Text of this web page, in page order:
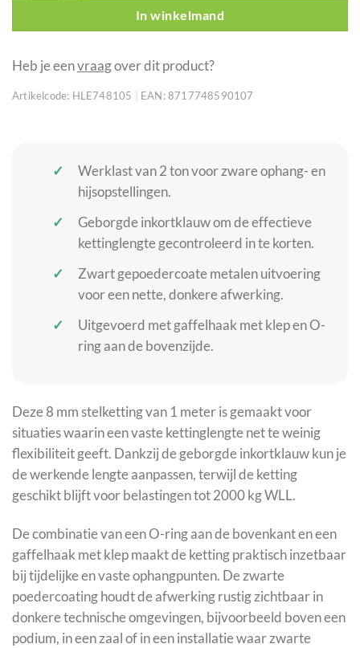
In winkelmand
Heb je eenvraagover dit product?
Artikelcode: HLE748105 EAN: 8717748590107
Werklast van 2 ton voor zware ophang- en
hijsopstellingen.
Geborgde inkortklauw om de effectieve
kettinglengte gecontroleerd in te korten.
Zwart gepoedercoate metalen uitvoering
voor een nette, donkere afwerking.
Uitgevoerd met gaffelhaak met klep en O-
ring aan de bovenzijde.
Deze 8 mm stelketting van 1 meter is gemaakt voor
situaties waarin een vaste kettinglengte net te weinig
flexibiliteit geeft. Dankzij de geborgde inkortklauw kun je
de werkende lengte aanpassen, terwijl de ketting
geschikt blijft voor belastingen tot 2000 kg WLL.
De combinatie van een O-ring aan de bovenkant en een
gaffelhaak met klep maakt de ketting praktisch inzetbaar
bij tijdelijke en vaste ophangpunten. De zwarte
poedercoating houdt de afwerking rustig zichtbaar in
donkere technische omgevingen, bijvoorbeeld boven een
podium, in een zaal of in een installatie waar zwarte